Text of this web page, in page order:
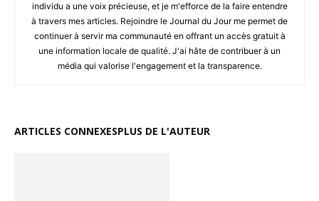
individu a une voix précieuse, et je m'efforce de la faire entendre
à travers mes articles. Rejoindre le Journal du Jour me permet de
continuer à servir ma communauté en offrant un accès gratuit à
une information locale de qualité. J'ai hâte de contribuer à un
média qui valorise l'engagement et la transparence.
ARTICLES CONNEXESPLUS DE L'AUTEUR